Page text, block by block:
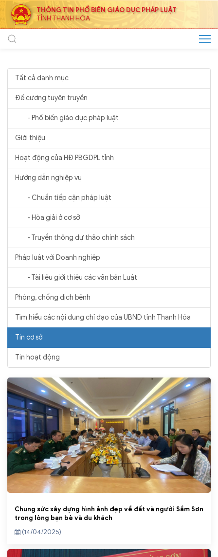
THÔNG TIN PHỔ BIẾN GIÁO DỤC PHÁP LUẬT
TỈNH THANH HÓA
Tất cả danh mục
Đề cương tuyên truyền
- Phổ biến giáo dục pháp luật
Giới thiệu
Hoạt động của HĐ PBGDPL tỉnh
Hướng dẫn nghiệp vụ
- Chuẩn tiếp cận pháp luật
- Hòa giải ở cơ sở
- Truyền thông dự thảo chính sách
Pháp luật với Doanh nghiệp
- Tài liệu giới thiệu các văn bản Luật
Phòng, chống dịch bệnh
Tìm hiểu các nội dung chỉ đạo của UBND tỉnh Thanh Hóa
Tin cơ sở
Tin hoạt động
Chung sức xây dựng hình ảnh đẹp về đất và người Sầm Sơn
trong lòng bạn bè và du khách
(14/04/2025)